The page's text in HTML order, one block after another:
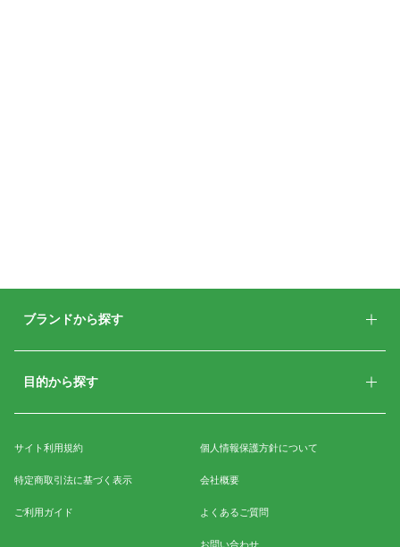
ブランドから探す
目的から探す
サイト利用規約
特定商取引法に基づく表示
ご利用ガイド
個人情報保護方針について
会社概要
よくあるご質問
お問い合わせ